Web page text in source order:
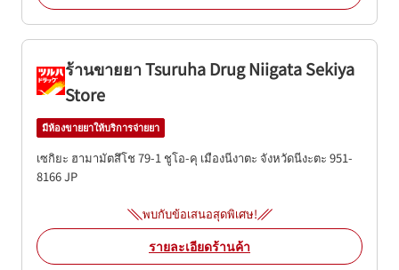
ร้านขายยา Tsuruha Drug Niigata Sekiya
Store
มีห้องขายยาให้บริการจ่ายยา
เซกิยะ ฮามามัตสึโช 79-1 ชูโอ-คุ เมืองนีงาตะ จังหวัดนีงะตะ 951-
8166JP
พบกับข้อเสนอสุดพิเศษ!
รายละเอียดร้านค้า